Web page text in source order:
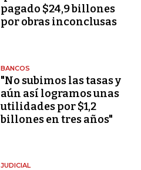
pagado $24,9 billones
por obras inconclusas
BANCOS
"No subimos las tasas y
aún así logramos unas
utilidades por $1,2
billones en tres años"
JUDICIAL